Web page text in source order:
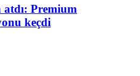
Premium
keçdi